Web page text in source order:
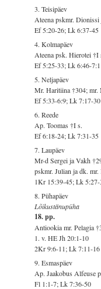
3. Teisipäev
Ateena pskmr.
Ef 5:20-26; Lk 6:37-45
4. Kolmapäev
Ateena psk. Hierotei
Ef 5:25-33; Lk 6:46-7:1
5. Neljapäev
Mr. Haritiina †304; mr.
Ef 5:33-6:9; Lk 7:17-30
6. Reede
Ap. Toomas †I s.
Ef 6:18-24; Lk 7:31-35
7. Laupäev
Mr-d Sergei ja Vakh
pskmr. Julian ja dk. mr.
1Kr 15:39-45; Lk
8. Pühapäev
Lõikustänupüha
18. pp.
Antiookia mr. Pelagia
1. v. HE Jh 20:1-10
2Kr 9:6-11; Lk 7:11-16
9. Esmaspäev
Ap. Jaakobus Alfeuse
Fl 1:1-7; Lk 7:36-50